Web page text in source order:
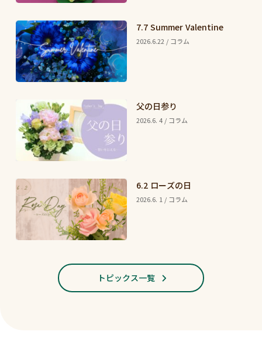
7.7 Summer Valentine
2026.6.22 / コラム
父の日参り
2026.6. 4 / コラム
6.2 ローズの日
2026.6. 1 / コラム
トピックス一覧